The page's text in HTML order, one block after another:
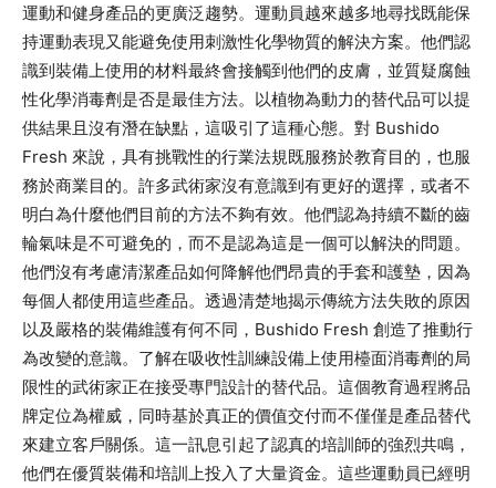
運動和健身產品的更廣泛趨勢。運動員越來越多地尋找既能保
持運動表現又能避免使用刺激性化學物質的解決方案。他們認
識到裝備上使用的材料最終會接觸到他們的皮膚，並質疑腐蝕
性化學消毒劑是否是最佳方法。以植物為動力的替代品可以提
供結果且沒有潛在缺點，這吸引了這種心態。對 Bushido
Fresh 來說，具有挑戰性的行業法規既服務於教育目的，也服
務於商業目的。許多武術家沒有意識到有更好的選擇，或者不
明白為什麼他們目前的方法不夠有效。他們認為持續不斷的齒
輪氣味是不可避免的，而不是認為這是一個可以解決的問題。
他們沒有考慮清潔產品如何降解他們昂貴的手套和護墊，因為
每個人都使用這些產品。透過清楚地揭示傳統方法失敗的原因
以及嚴格的裝備維護有何不同，Bushido Fresh 創造了推動行
為改變的意識。了解在吸收性訓練設備上使用檯面消毒劑的局
限性的武術家正在接受專門設計的替代品。這個教育過程將品
牌定位為權威，同時基於真正的價值交付而不僅僅是產品替代
來建立客戶關係。這一訊息引起了認真的培訓師的強烈共鳴，
他們在優質裝備和培訓上投入了大量資金。這些運動員已經明